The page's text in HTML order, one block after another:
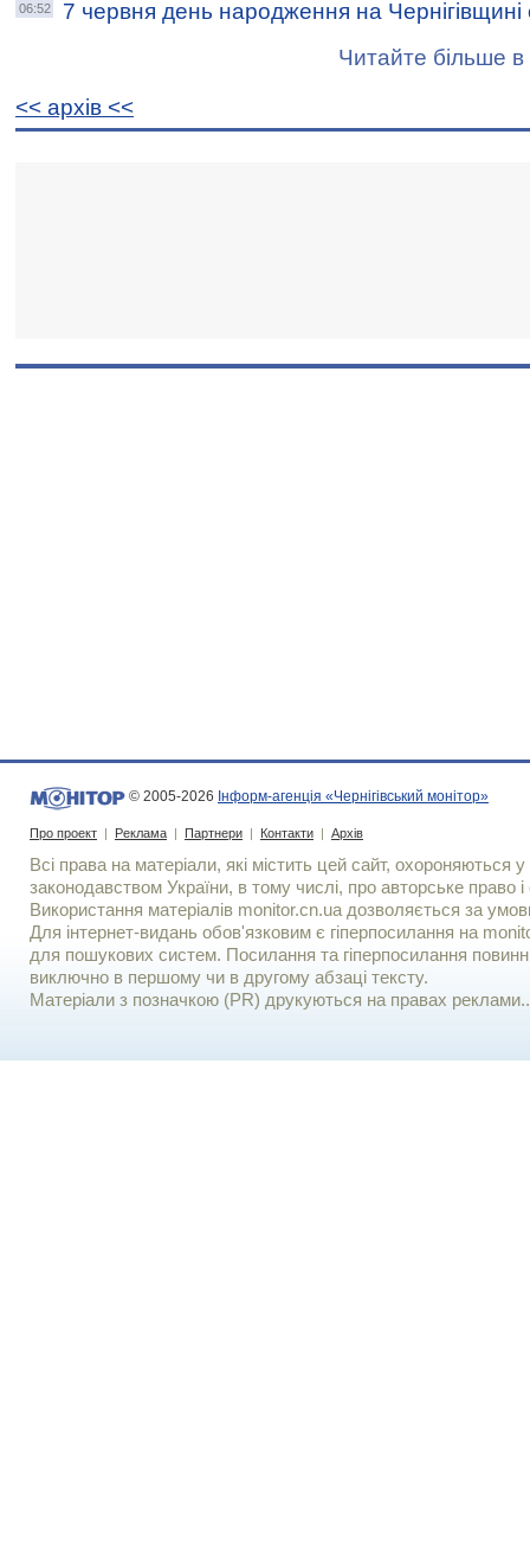
06:52
7 червня день народження на Чернігівщині
Читайте більше в
<< архiв <<
© 2005-2026 Інформ-агенція «Чернігівський монітор»
Про проект | Реклама | Партнери | Контакти | Архів
Всі права на матеріали, які містить цей сайт, охороняються у
законодавством України, в тому числі, про авторське право і
Використання матерiалiв monitor.cn.ua дозволяється за
Для iнтернет-видань обов'язковим є гiперпосилання на
для пошукових систем. Посилання та гіперпосилання
виключно в першому чи в другому абзаці тексту.
Матеріали з позначкою (PR) друкуються на правах реклами..